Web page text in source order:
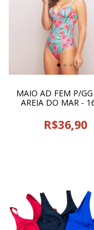
MAIO AD FEM P/
AREIA DO MAR -
R$36,90